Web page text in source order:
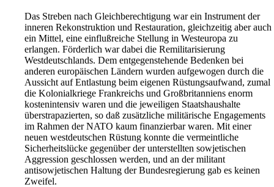
Das Streben nach Gleichberechtigung war ein Instrument der
inneren Rekonstruktion und Restauration, gleichzeitig aber auch
ein Mittel, eine einflußreiche Stellung in Westeuropa zu
erlangen. Förderlich war dabei die Remilitarisierung
Westdeutschlands. Dem entgegenstehende Bedenken bei
anderen europäischen Ländern wurden aufgewogen durch die
Aussicht auf Entlastung beim eigenen Rüstungsaufwand, zumal
die Kolonialkriege Frankreichs und Großbritanniens enorm
kostenintensiv waren und die jeweiligen Staatshaushalte
überstrapazierten, so daß zusätzliche militärische Engagements
im Rahmen der ­NATO kaum finanzierbar waren. Mit einer
neuen westdeutschen Rüstung konnte die vermeintliche
Sicherheitslücke gegenüber der unterstellten sowjetischen
Aggression geschlossen werden, und an der militant
antisowjetischen Haltung der Bundesregierung gab es keinen
Zweifel.